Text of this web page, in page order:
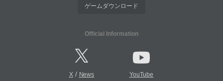
ゲームダウンロード
Official Information
X/ News YouTube